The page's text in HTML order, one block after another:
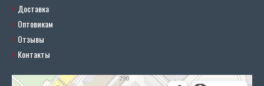
Доставка
Оптовикам
Отзывы
Контакты